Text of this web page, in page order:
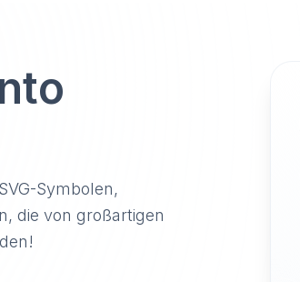
Symbolen,
die von großartigen